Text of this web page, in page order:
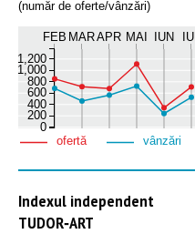
(număr de oferte/vânzări)
FEB MARAPR MAI IUN IUL
0
200
400
600
800
1,000
1,200
ofertă vânzări
Indexul independent
TUDOR‑ART